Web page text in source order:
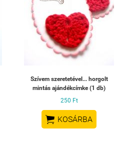
Szívem szeretetével... horgolt
mintás ajándékcímke (1 db)
250 Ft
 KOSÁRBA